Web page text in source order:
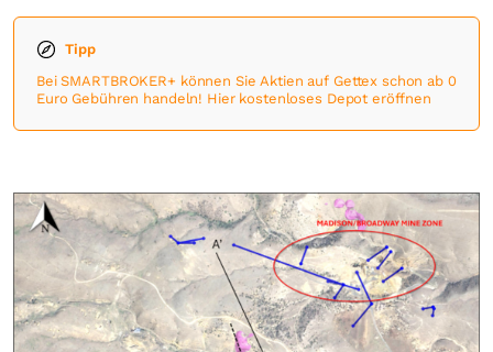
Tipp
Bei SMARTBROKER+ können Sie Aktien auf Gettex schon ab 0
Euro Gebühren handeln! Hier kostenloses Depot eröffnen